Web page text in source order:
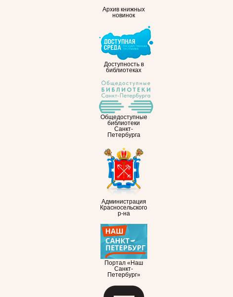
Архив книжных
новинок
Доступность в
библиотеках
Общедоступные
библиотеки
Санкт-
Петербурга
Администрация
Красносельского
р-на
Портал «Наш
Санкт-
Петербург»